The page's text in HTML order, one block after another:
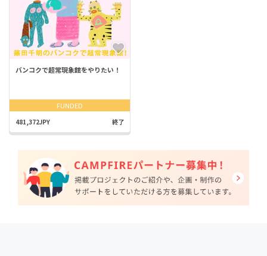
バンコクで超常現象館をやりたい！
FUNDED
481,372JPY 終了